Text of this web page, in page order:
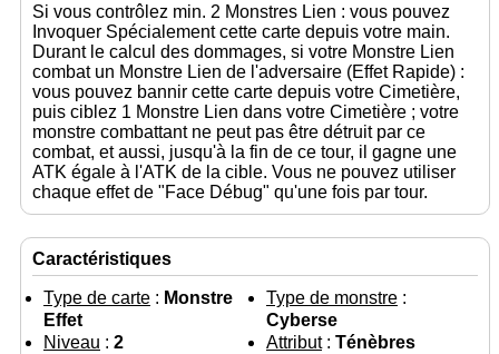
Si vous contrôlez min. 2 Monstres Lien : vous pouvez
Invoquer Spécialement cette carte depuis votre main.
Durant le calcul des dommages, si votre Monstre Lien
combat un Monstre Lien de l'adversaire (Effet Rapide) :
vous pouvez bannir cette carte depuis votre Cimetière,
puis ciblez 1 Monstre Lien dans votre Cimetière ; votre
monstre combattant ne peut pas être détruit par ce
combat, et aussi, jusqu'à la fin de ce tour, il gagne une
ATK égale à l'ATK de la cible. Vous ne pouvez utiliser
chaque effet de "Face Débug" qu'une fois par tour.
Caractéristiques
Type de carte : Monstre
Effet
Type de monstre :
Cyberse
Niveau : 2 Attribut: Ténèbres